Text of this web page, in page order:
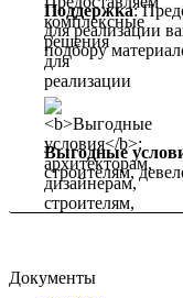
Поддержка:
для реализации
подбору
Выгодные
строителям,
Документы